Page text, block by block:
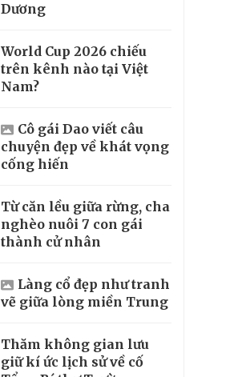
Dương
World Cup 2026 chiếu
trên kênh nào tại Việt
Nam?
Cô gái Dao viết câu
chuyện đẹp về khát vọng
cống hiến
Từ căn lều giữa rừng, cha
nghèo nuôi 7 con gái
thành cử nhân
Làng cổ đẹp như tranh
vẽ giữa lòng miền Trung
Thăm không gian lưu
giữ kí ức lịch sử về cố